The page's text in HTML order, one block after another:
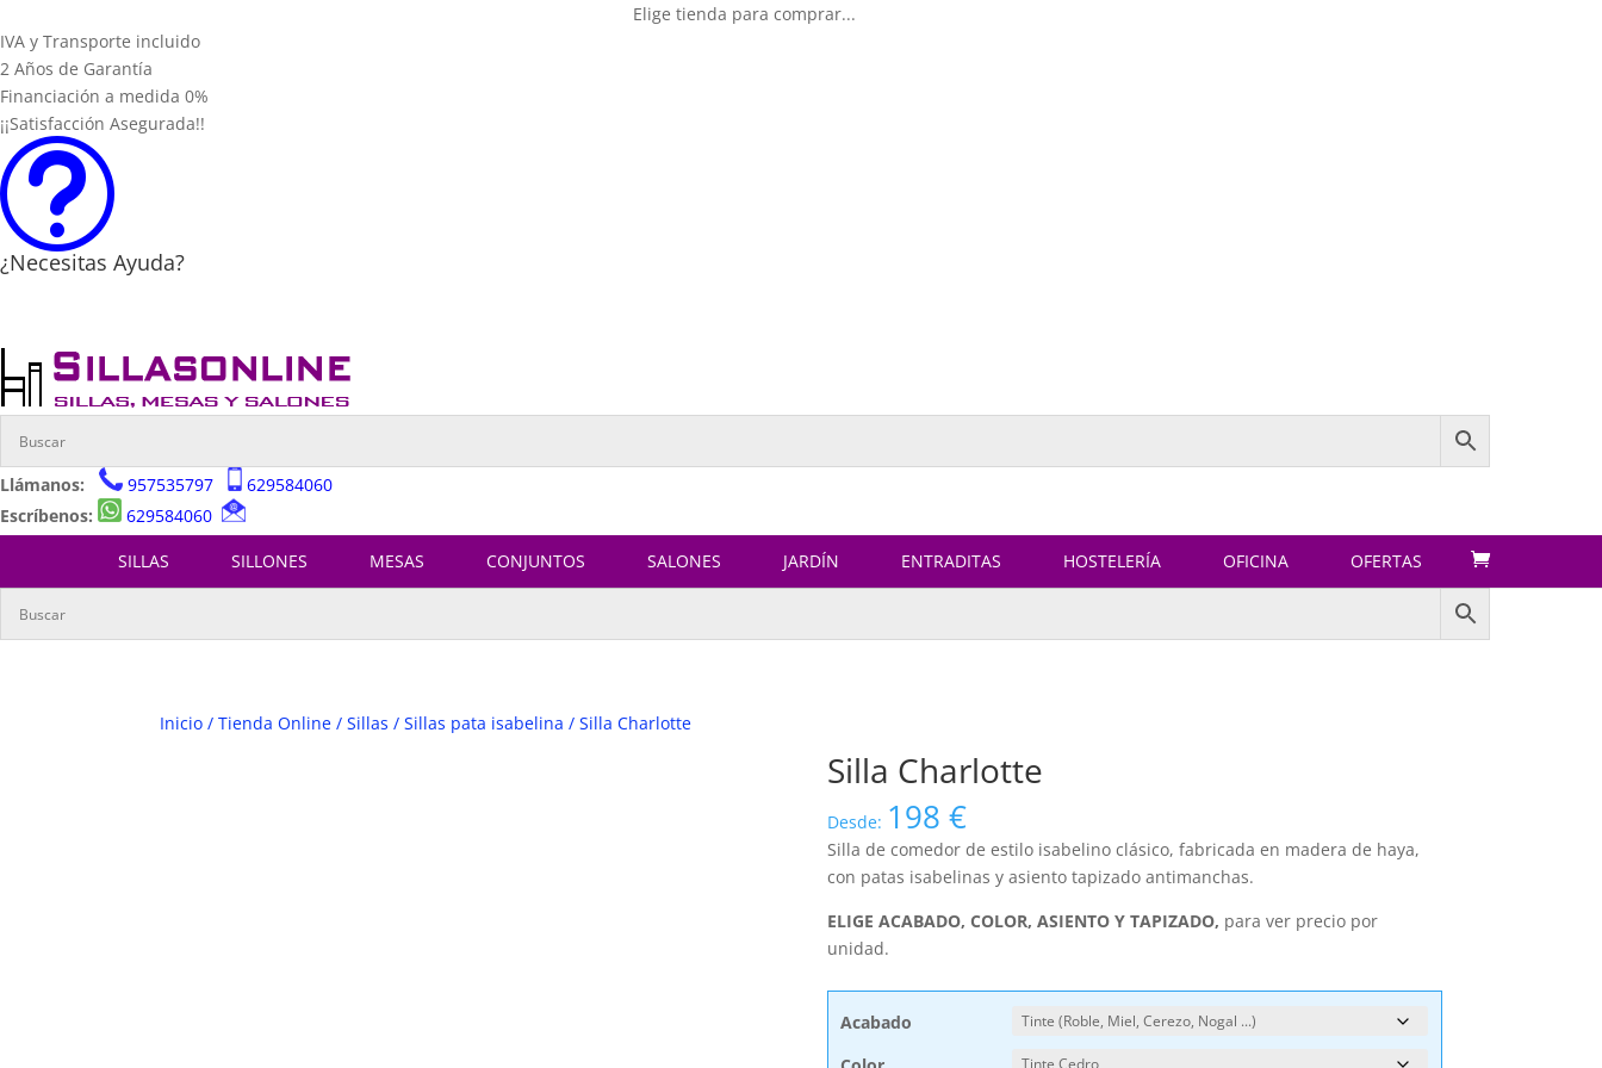
Elige tienda para comprar...
IVA y Transporte incluido
2 Años de Garantía
Financiación a medida 0%
¡¡Satisfacción Asegurada!!
t
¿Necesitas Ayuda?
Llámanos: 957535797
629584060
Escríbenos:
629584060
SILLAS SILLONES MESAS CONJUNTOS SALONES JARDÍN ENTRADITAS HOSTELERÍA OFICINA OFERTAS
Inicio /Tienda Online /Sillas /Sillas pata isabelina / Silla Charlotte
Silla Charlotte
Desde: 198 €
Silla de comedor de estilo isabelino clásico, fabricada en madera de haya,
con patas isabelinas y asiento tapizado antimanchas.
ELIGE ACABADO, COLOR, ASIENTO Y TAPIZADO, para ver precio por
unidad.
Acabado